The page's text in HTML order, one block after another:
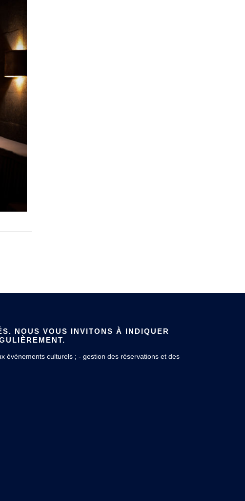
NOUS VOUS INVITONS À INDIQUER
événements culturels ; - gestion des réservations et des